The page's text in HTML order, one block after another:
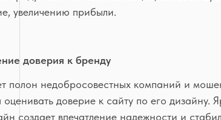
увеличению прибыли.
доверия к бренду
полон недобросовестных компаний и
оценивать доверие к сайту по его дизайну.
создает впечатление надежности и